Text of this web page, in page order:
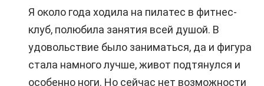
Я около года ходила на пилатес в фитнес-
клуб, полюбила занятия всей душой. В
удовольствие было заниматься, да и фигура
стала намного лучше, живот подтянулся и
особенно ноги. Но сейчас нет возможности